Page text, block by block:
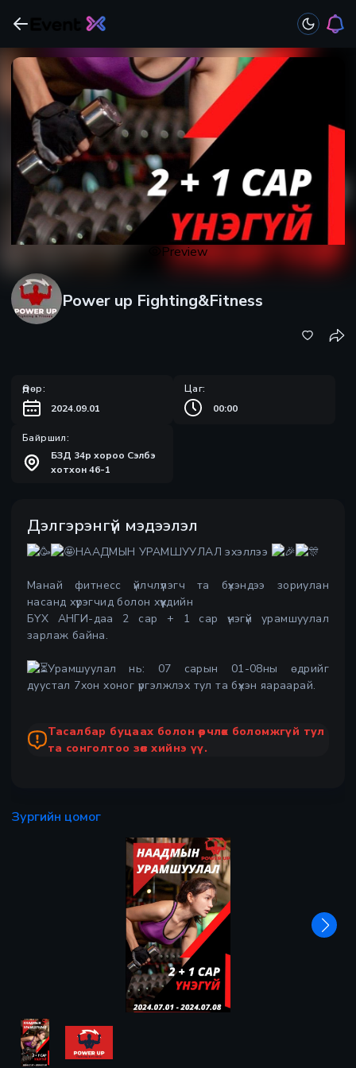
Preview
Power up Fighting&Fitness
Өдөр:
2024.09.01
Цаг:
00:00
Байршил:
БЗД 34р хороо Сэлбэ
хотхон 46-1
Дэлгэрэнгүй мэдээлэл
НААДМЫН УРАМШУУЛАЛ эхэллээ
Манай фитнесс үйлчлүүлэгч та бүхэндээ зориулан
насанд хүрэгчид болон хүүхдийн
БҮХ АНГИ-даа 2 сар + 1 сар үнэгүй урамшуулал
зарлаж байна.
Урамшуулал нь: 07 сарын 01-08ны өдрийг
дуустал 7хон хоног үргэлжлэх тул та бүхэн яараарай.
Тасалбар буцаах болон өөрчлөх боломжгүй тул
та сонголтоо зөв хийнэ үү.
Зургийн цомог
Preview